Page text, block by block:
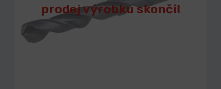
prodej výrobku skončil